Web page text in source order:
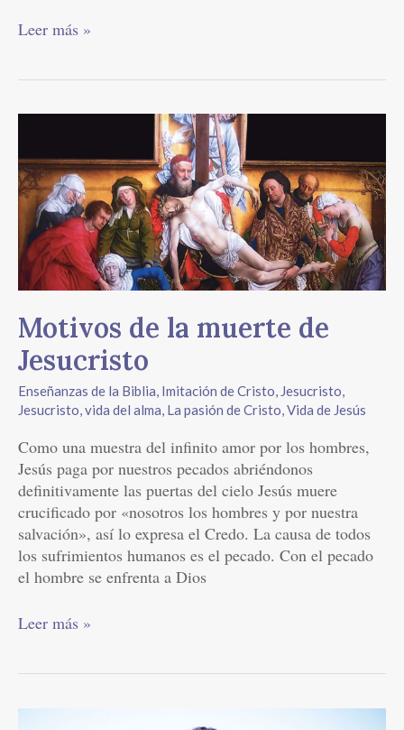
Leer más »
Motivos de la muerte de
Jesucristo
Enseñanzas de la Biblia, Imitación de Cristo, Jesucristo,
Jesucristo, vida del alma, La pasión de Cristo,Vida de Jesús
Como una muestra del infinito amor por los hombres,
Jesús paga por nuestros pecados abriéndonos
definitivamente las puertas del cielo Jesús muere
crucificado por «nosotros los hombres y por nuestra
salvación», así lo expresa el Credo. La causa de todos
los sufrimientos humanos es el pecado. Con el pecado
el hombre se enfrenta a Dios
la
muerte
de
Jesucristo
Leer más »